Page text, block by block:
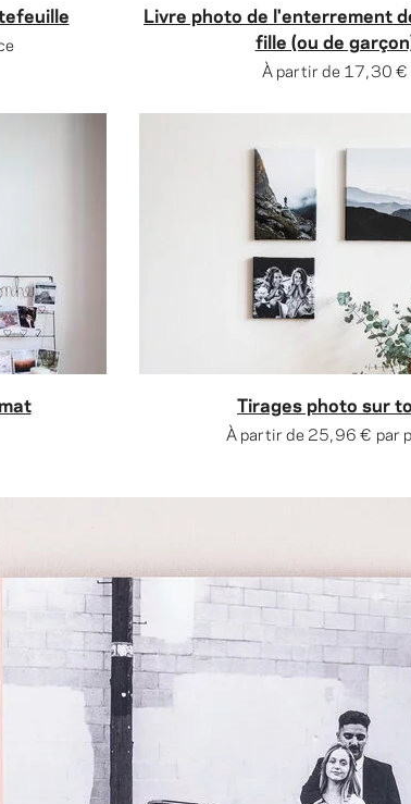
Livre photo de l'enterrement
fille (ou de
À partir de17,30 €
Tirages photo sur
À partir de25,96 € par